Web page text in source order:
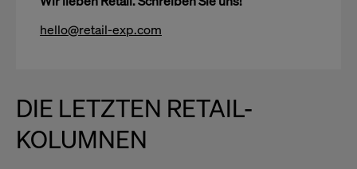
hello@retail-exp.com
DIE LETZTEN RETAIL-
KOLUMNEN